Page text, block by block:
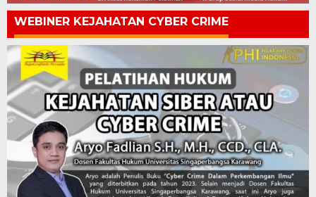
WEBINER KEJAHATAN CYBER CRIME